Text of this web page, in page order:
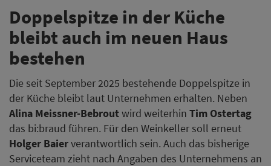
Doppelspitze in der Küche
bleibt auch im neuen Haus
bestehen
Die seit September 2025 bestehende Doppelspitze in
der Küche bleibt laut Unternehmen erhalten. Neben
Alina Meissner-Bebroutwird weiterhin Tim Ostertag
das bi:braud führen. Für den Weinkeller soll erneut
Holger Baierverantwortlich sein. Auch das bisherige
Serviceteam zieht nach Angaben des Unternehmens an